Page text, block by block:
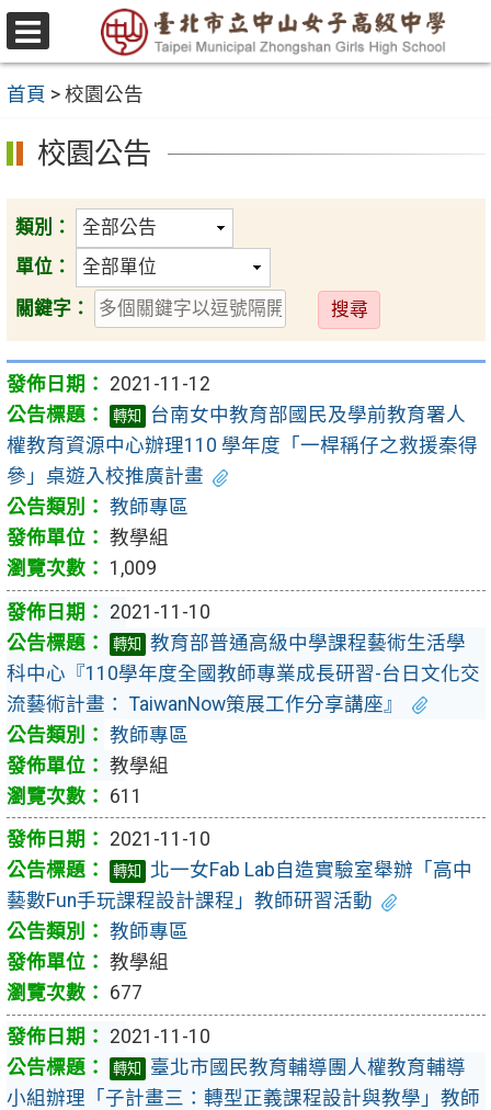
跳
至
要
內
容
區
選
單
首頁 > 校園公告
校園公告
類別：
單位：
關鍵字：
送
出
2021-11-12
轉知
台南女中教育部國民及學前教育署人
權教育資源中心辦理110 學年度「一桿稱仔之救援秦得
參」桌遊入校推廣計畫
教師專區
教學組
1,009
2021-11-10
轉知
教育部普通高級中學課程藝術生活學
科中心『110學年度全國教師專業成長研習-台日文化交
流藝術計畫： TaiwanNow策展工作分享講座』
教師專區
教學組
611
2021-11-10
轉知
北一女Fab Lab自造實驗室舉辦「高中
藝數Fun手玩課程設計課程」教師研習活動
教師專區
教學組
677
2021-11-10
轉知
臺北市國民教育輔導團人權教育輔導
小組辦理「子計畫三：轉型正義課程設計與教學」教師